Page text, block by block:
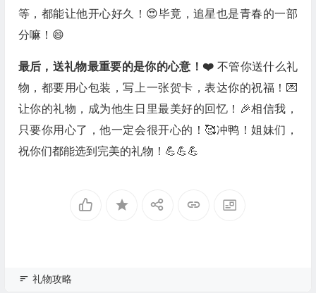
等，都能让他开心好久！😍毕竟，追星也是青春的一部
分嘛！😄
最后，送礼物最重要的是你的心意！❤️ 不管你送什么礼
物，都要用心包装，写上一张贺卡，表达你的祝福！💌
让你的礼物，成为他生日里最美好的回忆！🎉相信我，
只要你用心了，他一定会很开心的！🥰冲鸭！姐妹们，
祝你们都能选到完美的礼物！💪💪💪
礼物攻略